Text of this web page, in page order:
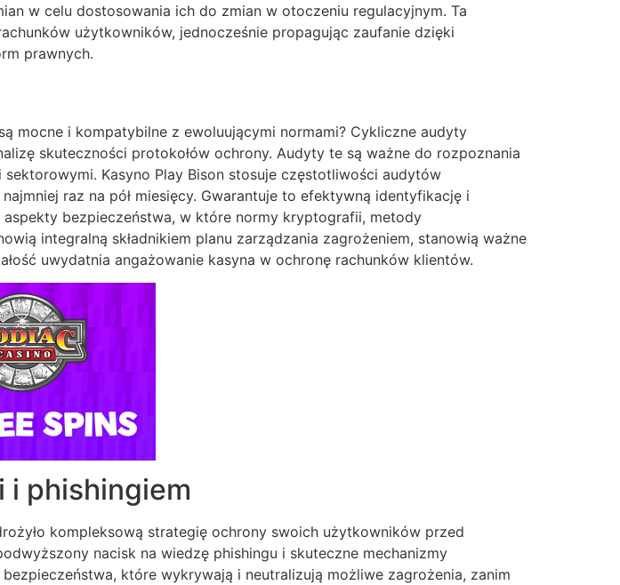
w celu dostosowania ich do zmian w otoczeniu regulacyjnym. Ta
użytkowników, jednocześnie propagując zaufanie dzięki
prawnych.
mocne i kompatybilne z ewoluującymi normami? Cykliczne audyty
skuteczności protokołów ochrony. Audyty te są ważne do rozpoznania
Kasyno Play Bison stosuje częstotliwości audytów
raz na pół miesięcy. Gwarantuje to efektywną identyfikację i
bezpieczeństwa, w które normy kryptografii, metody
integralną składnikiem planu zarządzania zagrożeniem, stanowią ważne
uwydatnia angażowanie kasyna w ochronę rachunków klientów.
i phishingiem
kompleksową strategię ochrony swoich użytkowników przed
nacisk na wiedzę phishingu i skuteczne mechanizmy
które wykrywają i neutralizują możliwe zagrożenia, zanim